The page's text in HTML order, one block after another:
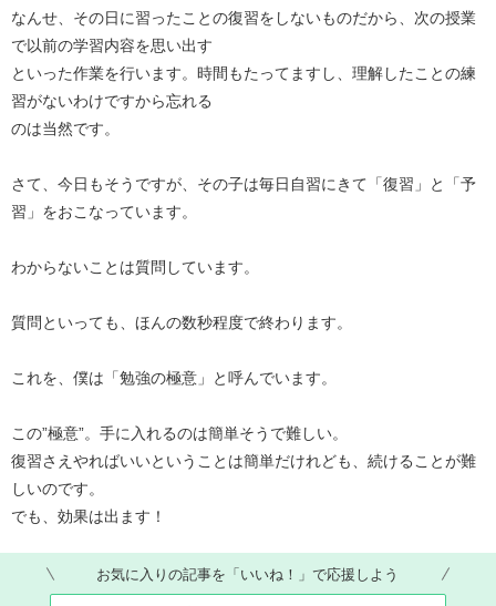
なんせ、その日に習ったことの復習をしないものだから、次の授業
で以前の学習内容を思い出す
といった作業を行います。時間もたってますし、理解したことの練
習がないわけですから忘れる
のは当然です。
さて、今日もそうですが、その子は毎日自習にきて「復習」と「予
習」をおこなっています。
わからないことは質問しています。
質問といっても、ほんの数秒程度で終わります。
これを、僕は「勉強の極意」と呼んでいます。
この”極意”。手に入れるのは簡単そうで難しい。
復習さえやればいいということは簡単だけれども、続けることが難
しいのです。
でも、効果は出ます！
お気に入りの記事を「いいね！」で応援しよう